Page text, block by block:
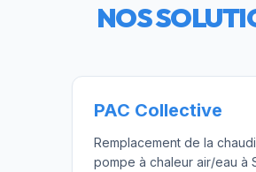
NOS
PAC Collective
Remplacement de la
pompe à chaleur air/eau à